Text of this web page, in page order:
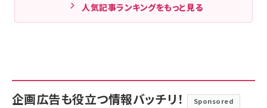
人気記事ランキングをもっと見る
企画広告も役立つ情報バッチリ！ Sponsored